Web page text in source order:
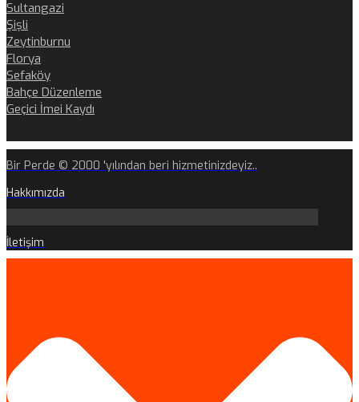
Sultangazi
Şişli
Zeytinburnu
Florya
Sefaköy
Bahçe Düzenleme
Geçici İmei Kaydı
Bir Perde © 2000 'yılından beri hizmetinizdeyiz..
Hakkımızda
İletişim